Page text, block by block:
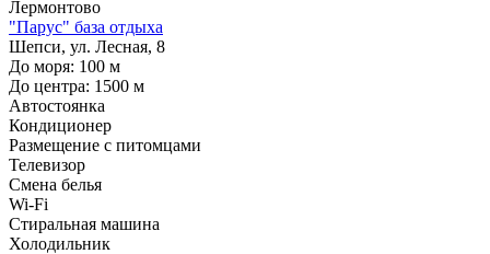
Лермонтово
"Парус" база отдыха
Шепси, ул. Лесная, 8
До моря: 100 м
До центра: 1500 м
Автостоянка
Кондиционер
Размещение с питомцами
Телевизор
Смена белья
Wi-Fi
Стиральная машина
Холодильник